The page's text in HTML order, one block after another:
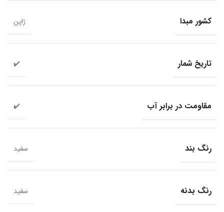
کشور مبدا ژاپن
تاریخ شمار ✔️
مقاومت در برابر آب ✔️
رنگ بند سفید
رنگ بدنه سفید